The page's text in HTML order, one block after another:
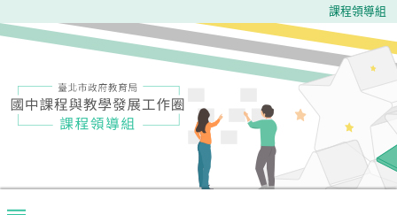
課程領導組